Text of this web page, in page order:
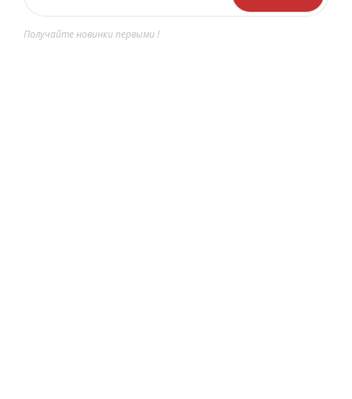
Получайте новинки первыми !